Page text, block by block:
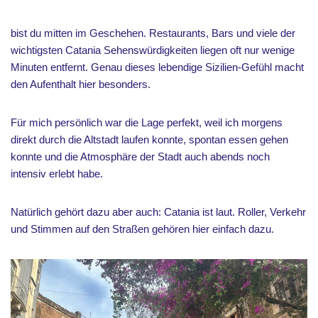
bist du mitten im Geschehen. Restaurants, Bars und viele der
wichtigsten Catania Sehenswürdigkeiten liegen oft nur wenige
Minuten entfernt. Genau dieses lebendige Sizilien-Gefühl macht
den Aufenthalt hier besonders.
Für mich persönlich war die Lage perfekt, weil ich morgens
direkt durch die Altstadt laufen konnte, spontan essen gehen
konnte und die Atmosphäre der Stadt auch abends noch
intensiv erlebt habe.
Natürlich gehört dazu aber auch: Catania ist laut. Roller, Verkehr
und Stimmen auf den Straßen gehören hier einfach dazu.